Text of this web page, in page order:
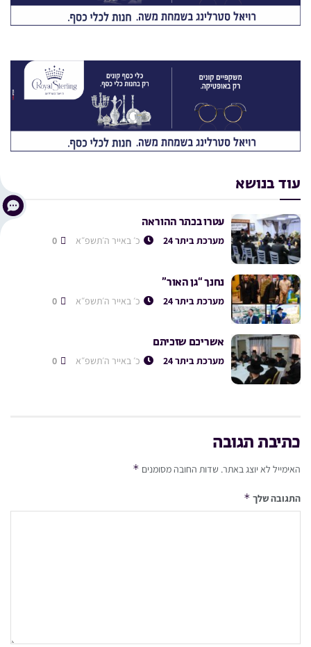
עוד בנושא
עטרו בכתר ההוראה
מערכת ביתר 24 כ׳ באייר ה׳תשפ״א
נחנך “גן האור”
מערכת ביתר 24 כ׳ באייר ה׳תשפ״א
אשריכם שזכיתם
מערכת ביתר 24 כ׳ באייר ה׳תשפ״א
כתיבת תגובה
האימייל לא יוצג באתר. שדות החובה מסומנים *
התגובה שלך *